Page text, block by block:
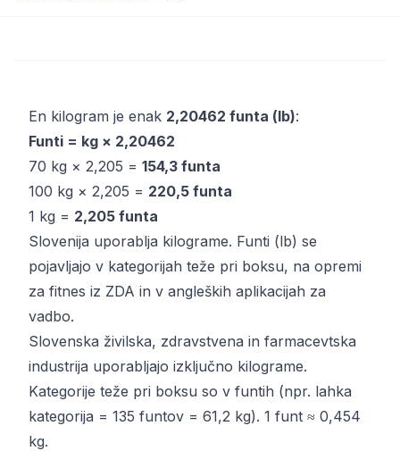
En kilogram je enak 2,20462 funta (lb):
Funti = kg × 2,20462
70 kg × 2,205 = 154,3 funta
100 kg × 2,205 = 220,5 funta
1 kg = 2,205 funta
Slovenija uporablja kilograme. Funti (lb) se
pojavljajo v kategorijah teže pri boksu, na opremi
za fitnes iz ZDA in v angleških aplikacijah za
vadbo.
Slovenska živilska, zdravstvena in farmacevtska
industrija uporabljajo izključno kilograme.
Kategorije teže pri boksu so v funtih (npr. lahka
kategorija = 135 funtov = 61,2 kg). 1 funt ≈ 0,454
kg.